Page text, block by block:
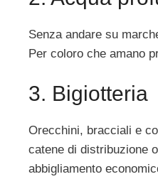
Senza andare su
Per coloro che amano
3. Bigiotteria
Orecchini, bracciali e
catene di distribuzione
abbigliamento